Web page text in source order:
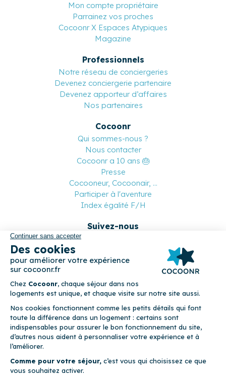
Mon compte propriétaire
Parrainez vos proches
Cocoonr X Espaces Atypiques
Magazine
Professionnels
Notre réseau de conciergeries
Devenez conciergerie partenaire
Devenez apporteur d’affaires
Nos partenaires
Cocoonr
Qui sommes-nous ?
Nous contacter
Cocoonr a 10 ans 🎂
Presse
Cocooneur, Cocoonair, ...
Participer à l'aventure
Index égalité F/H
Suivez-nous
location–CGU – Politique de confidentialité–Politique de